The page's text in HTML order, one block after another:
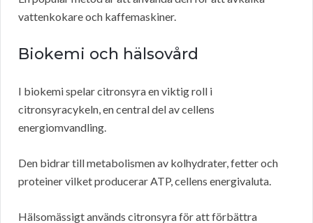
vattenkokare och kaffemaskiner.
Biokemi och hälsovård
I biokemi spelar citronsyra en viktig roll i
citronsyracykeln, en central del av cellens
energiomvandling.
Den bidrar till metabolismen av kolhydrater, fetter och
proteiner vilket producerar ATP, cellens energivaluta.
Hälsomässigt används citronsyra för att förbättra